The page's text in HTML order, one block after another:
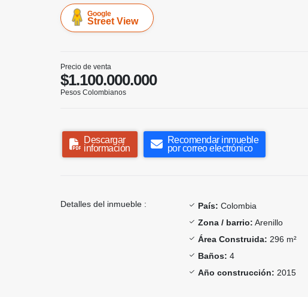
Google
Street View
Precio de venta
$1.100.000.000
Pesos Colombianos
Descargar
información
Recomendar inmueble
por correo electrónico
Detalles del inmueble : País: Colombia
Zona / barrio: Arenillo
Área Construida: 296 m²
Baños: 4
Año construcción: 2015